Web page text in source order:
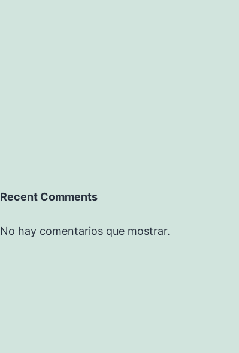
Recent Comments
No hay comentarios que mostrar.